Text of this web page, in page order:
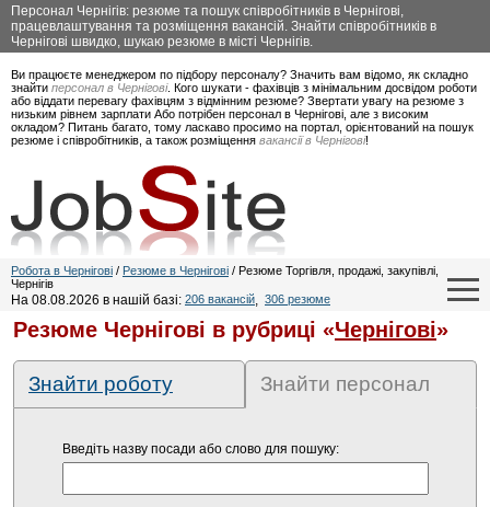
Персонал Чернігів: резюме та пошук співробітників в Чернігові,
працевлаштування та розміщення вакансій. Знайти співробітників в
Чернігові швидко, шукаю резюме в місті Чернігів.
Ви працюєте менеджером по підбору персоналу? Значить вам відомо, як складно
знайти персонал в Чернігові. Кого шукати - фахівців з мінімальним досвідом роботи
або віддати перевагу фахівцям з відмінним резюме? Звертати увагу на резюме з
низьким рівнем зарплати Або потрібен персонал в Чернігові, але з високим
окладом? Питань багато, тому ласкаво просимо на портал, орієнтований на пошук
резюме і співробітників, а також розміщення вакансії в Чернігові!
Робота в Чернігові / Резюме в Чернігові / Резюме Торгівля, продажі, закупівлі,
Чернігів
На 08.08.2026 в нашій базі: 206 вакансій, 306 резюме
Резюме Чернігові в рубриці «Чернігові»
Знайти роботу Знайти персонал
Введіть назву посади або слово для пошуку: